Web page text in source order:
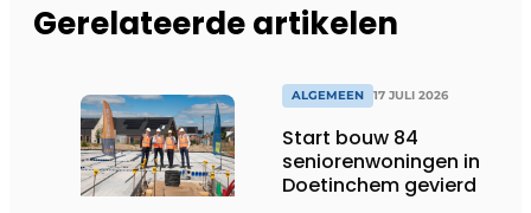
Gerelateerde artikelen
ALGEMEEN 17 JULI 2026
Start bouw 84
seniorenwoningen in
Doetinchem gevierd